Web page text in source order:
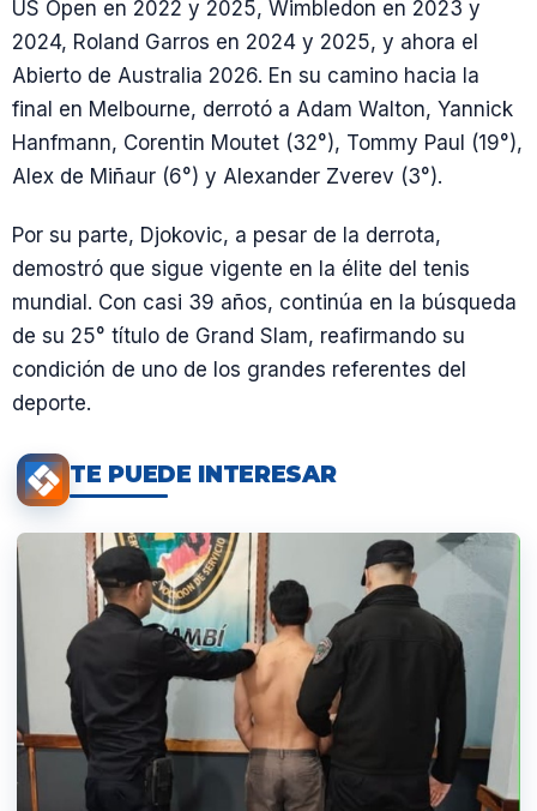
US Open en 2022 y 2025, Wimbledon en 2023 y
2024, Roland Garros en 2024 y 2025, y ahora el
Abierto de Australia 2026. En su camino hacia la
final en Melbourne, derrotó a Adam Walton, Yannick
Hanfmann, Corentin Moutet (32°), Tommy Paul (19°),
Alex de Miñaur (6°) y Alexander Zverev (3°).
Por su parte, Djokovic, a pesar de la derrota,
demostró que sigue vigente en la élite del tenis
mundial. Con casi 39 años, continúa en la búsqueda
de su 25° título de Grand Slam, reafirmando su
condición de uno de los grandes referentes del
deporte.
TE PUEDE INTERESAR